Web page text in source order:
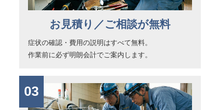
お見積り／ご相談が無料
症状の確認・費用の説明はすべて無料。
作業前に必ず明朗会計でご案内します。
03